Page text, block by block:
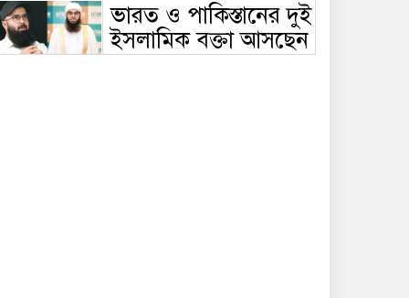
ভারত ও পাকিস্তানের দুই
ইসলামিক বক্তা আসছেন
বাংলাদেশে, ঢাকা-